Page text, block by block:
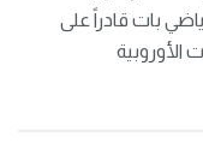
بات قادراً على
الأوروبية